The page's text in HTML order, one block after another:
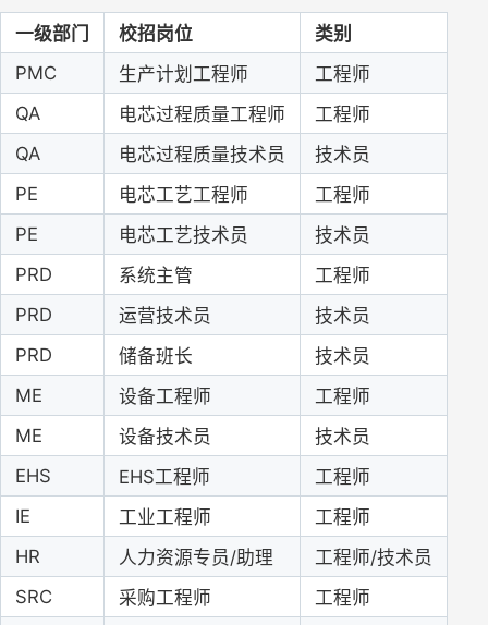
一级部门 校招岗位
类别
PMC
生产计划工程师
工程师
QA
电芯过程质量工程师
工程师
QA 电芯过程质量技术员
技术员
PE
电芯工艺工程师
工程师
PE
电芯工艺技术员
技术员
PRD 系统主管
工程师
PRD
运营技术员
技术员
PRD 储备班长
技术员
ME
设备工程师
工程师
ME
设备技术员
技术员
EHS
EHS工程师
工程师
IE
工业工程师
工程师
HR 人力资源专员/助理 工程师/技术员
SRC 采购工程师
工程师